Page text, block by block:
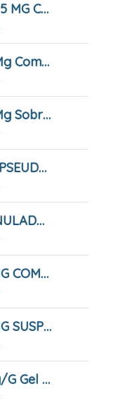
DORMIKERN 25 MG COMPRIMIDOS RECUBIERTOS CON PELICULA , 14 Comprimidos
ENDOLEX 25 Mg Comprimidos Recubiertos Con Película, 12 Comprimidos
ENDOLEX 25 Mg Sobres Solución Oral, 10 Sobres
GRIPPAL CON PSEUDOEFEDRINA Y DEXTROMETORFANO CÁPSULAS DURAS, 16 Cápsulas
GRIPPAL GRANULADO PARA SOLUCION ORAL , 10 Sobres
IBUDOL 400 MG COMPRIMIDOS RECUBIERTOS CON PELICULA EFG , 20 Comprimidos
IBUDOL 400 MG SUSPENSION ORAL , 20 Sobres
IBUDOL 50 Mg/g Gel , 1 Tubo De 30 G